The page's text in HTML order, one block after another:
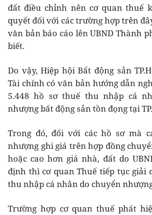
đất điều chỉnh nên cơ quan thuế
quyết đối với các trường hợp trên
văn bản báo cáo lên UBND Thành
biết.
Do vậy, Hiệp hội Bất động sản
Tài chính có văn bản hướng dẫn
5.448 hồ sơ thuế thu nhập cá
nhượng bất động sản tồn đọng tại
Trong đó, đối với các hồ sơ mà
nhượng ghi giá trên hợp đồng
hoặc cao hơn giá nhà, đất do
định thì cơ quan Thuế tiếp tục giải
thu nhập cá nhân do chuyển
Trường hợp cơ quan thuế phát